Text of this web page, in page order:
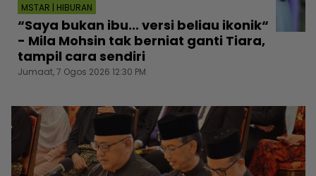
MSTAR | HIBURAN
“Saya bukan ibu... versi beliau ikonik“
- Mila Mohsin tak berniat ganti Tiara,
tampil cara sendiri
Jumaat, 7 Ogos 2026 12:30 PM